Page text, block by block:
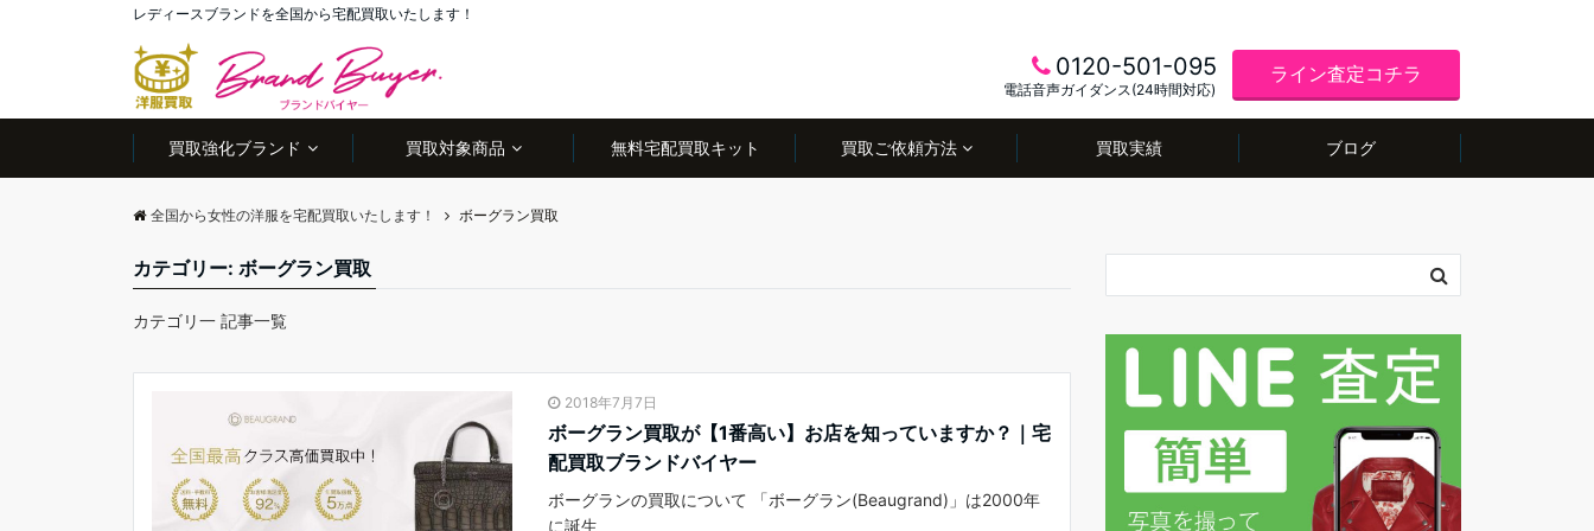
レディースブランドを全国から宅配買取いたします！
0120-501-095
電話音声ガイダンス(24時間対応)
ライン査定コチラ
買取強化ブランド 買取対象商品 無料宅配買取キット 買取ご依頼方法 買取実績 ブログ
全国から女性の洋服を宅配買取いたします！ ボーグラン買取
カテゴリー: ボーグラン買取
カテゴリ一 記事一覧
2018年7月7日
ボーグラン買取が【1番高い】お店を知っていますか？｜宅
配買取ブランドバイヤー
ボーグランの買取について 「ボーグラン(Beaugrand)」は2000年
に誕生